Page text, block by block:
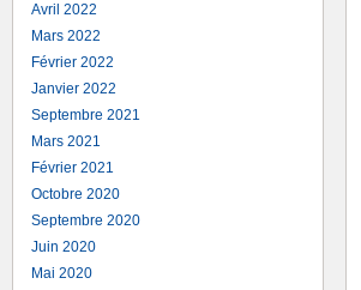
Avril 2022
Mars 2022
Février 2022
Janvier 2022
Septembre 2021
Mars 2021
Février 2021
Octobre 2020
Septembre 2020
Juin 2020
Mai 2020